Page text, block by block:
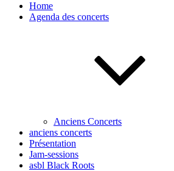
Home
Agenda des concerts
Anciens Concerts
anciens concerts
Présentation
Jam-sessions
asbl Black Roots